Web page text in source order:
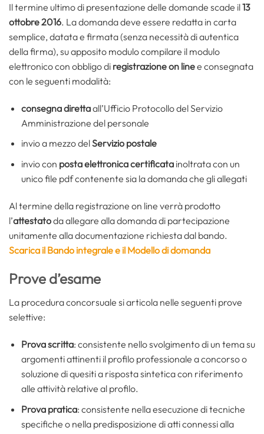
Il termine ultimo di presentazione delle domande scade il13
ottobre 2016. La domanda deve essere redatta in carta
semplice, datata e firmata (senza necessità di autentica
della firma), su apposito modulo compilare il modulo
elettronico con obbligo di registrazione on linee consegnata
con le seguenti modalità:
consegna direttaall’Ufficio Protocollo del Servizio
Amministrazione del personale
invio a mezzo delServizio postale
invio con posta elettronica certificatainoltrata con un
unico file pdf contenente sia la domanda che gli allegati
Al termine della registrazione on line verrà prodotto
l’attestatoda allegare alla domanda di partecipazione
unitamente alla documentazione richiesta dal bando.
Scarica il Bando integrale e il Modello di domanda
Prove d’esame
La procedura concorsuale si articola nelle seguenti prove
selettive:
Prova scritta: consistente nello svolgimento di un tema su
argomenti attinenti il profilo professionale a concorso o
soluzione di quesiti a risposta sintetica con riferimento
alle attività relative al profilo.
Prova pratica: consistente nella esecuzione di tecniche
specifiche o nella predisposizione di atti connessi alla